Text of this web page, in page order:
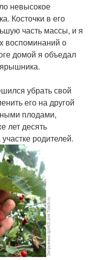
невысокое
Косточки в его
часть массы, и я
воспоминаний о
домой я объедал
убрать свой
его на другой
плодами,
лет десять
родителей.